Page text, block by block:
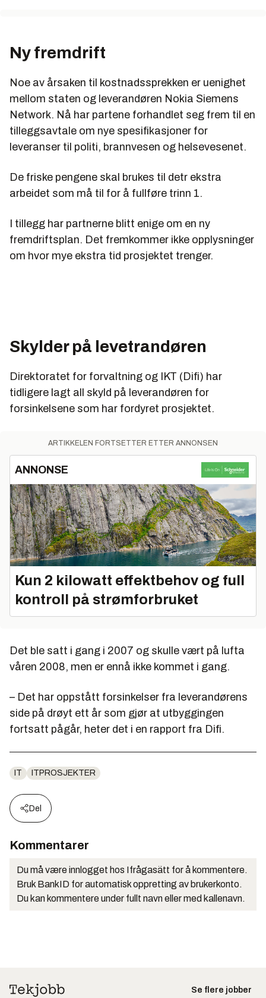
Ny fremdrift
Noe av årsaken til kostnadssprekken er uenighet
mellom staten og leverandøren Nokia Siemens
Network. Nå har partene forhandlet seg frem til en
tilleggsavtale om nye spesifikasjoner for
leveranser til politi, brannvesen og helsevesenet.
De friske pengene skal brukes til detr ekstra
arbeidet som må til for å fullføre trinn 1.
I tillegg har partnerne blitt enige om en ny
fremdriftsplan. Det fremkommer ikke opplysninger
om hvor mye ekstra tid prosjektet trenger.
Skylder på levetrandøren
Direktoratet for forvaltning og IKT (Difi) har
tidligere lagt all skyld på leverandøren for
forsinkelsene som har fordyret prosjektet.
ARTIKKELEN FORTSETTER ETTER ANNONSEN
ANNONSE
Kun 2 kilowatt effektbehov og full
kontroll på strømforbruket
Det ble satt i gang i 2007 og skulle vært på lufta
våren 2008, men er ennå ikke kommet i gang.
– Det har oppstått forsinkelser fra leverandørens
side på drøyt ett år som gjør at utbyggingen
fortsatt pågår, heter det i en rapport fra Difi.
IT ITPROSJEKTER
Del
Kommentarer
Du må være innlogget hos Ifrågasätt for å kommentere.
Bruk BankID for automatisk oppretting av brukerkonto.
Du kan kommentere under fullt navn eller med kallenavn.
Se flere jobber